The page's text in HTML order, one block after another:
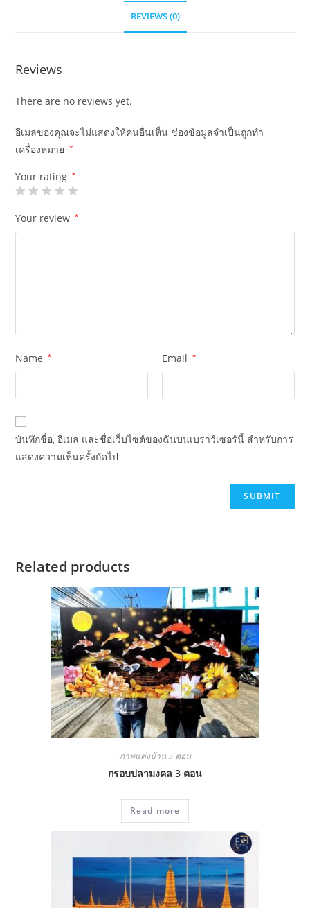
REVIEWS (0)
Reviews
There are no reviews yet.
อีเมลของคุณจะไม่แสดงให้คนอื่นเห็น ช่องข้อมูลจำเป็นถูกทำ
เครื่องหมาย
*
Your rating *
Your review *
Name * Email *
บันทึกชื่อ, อีเมล และชื่อเว็บไซต์ของฉันบนเบราว์เซอร์นี้ สำหรับการ
แสดงความเห็นครั้งถัดไป
Related products
ภาพแต่งบ้าน 3 ตอน
กรอบปลามงคล 3 ตอน
Read more